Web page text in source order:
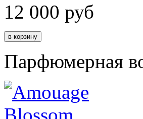
12 000 руб
Парфюмерная